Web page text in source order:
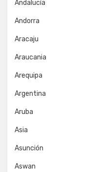
Andalucía
Andorra
Aracaju
Araucania
Arequipa
Argentina
Aruba
Asia
Asunción
Aswan